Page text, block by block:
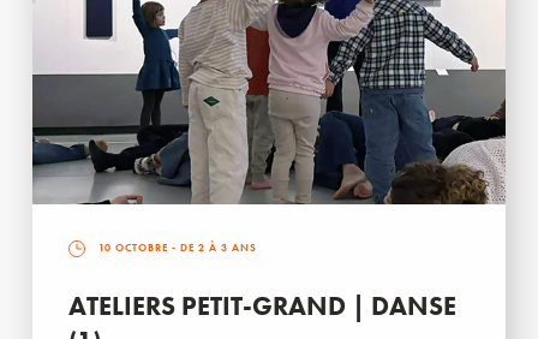
10 OCTOBRE - DE 2 À 3 ANS
ATELIERS PETIT-GRAND | DANSE